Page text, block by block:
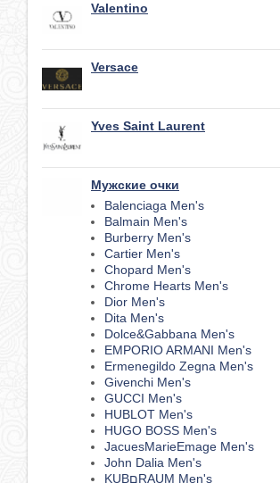
Valentino
Versace
Yves Saint Laurent
Мужские очки
Balenciaga Men's
Balmain Men's
Burberry Men's
Cartier Men's
Chopard Men's
Chrome Hearts Men's
Dior Men's
Dita Men's
Dolce&Gabbana Men's
EMPORIO ARMANI Men's
Ermenegildo Zegna Men's
Givenchi Men's
GUCCI Men's
HUBLOT Men's
HUGO BOSS Men's
JacuesMarieEmage Men's
John Dalia Men's
KUBםRAUM Men's